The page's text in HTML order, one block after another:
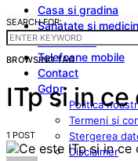
Casa si gradina
Sanatate si
Cum sa fac
Telefoane mobile
Contact
Gdpr
Politica
Termeni si
Stergerea
Disclaimer
SEARCH FOR:
BROWSING TAG
ITp si in
1 POST